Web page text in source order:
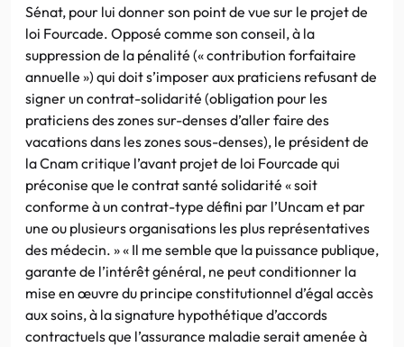
Sénat, pour lui donner son point de vue sur le projet de
loi Fourcade. Opposé comme son conseil, à la
suppression de la pénalité (« contribution forfaitaire
annuelle ») qui doit s’imposer aux praticiens refusant de
signer un contrat-solidarité (obligation pour les
praticiens des zones sur-denses d’aller faire des
vacations dans les zones sous-denses), le président de
la Cnam critique l’avant projet de loi Fourcade qui
préconise que le contrat santé solidarité « soit
conforme à un contrat-type défini par l’Uncam et par
une ou plusieurs organisations les plus représentatives
des médecin. » « Il me semble que la puissance publique,
garante de l’intérêt général, ne peut conditionner la
mise en œuvre du principe constitutionnel d’égal accès
aux soins, à la signature hypothétique d’accords
contractuels que l’assurance maladie serait amenée à